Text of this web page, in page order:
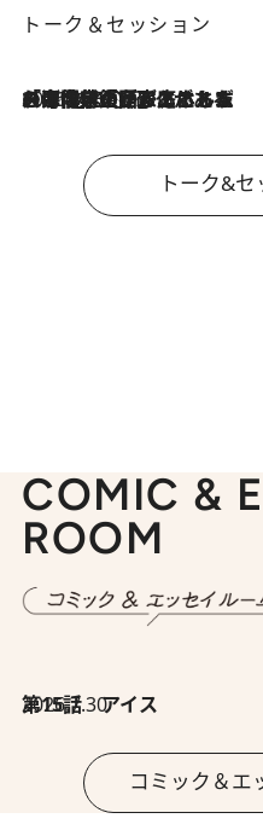
トーク＆セッション
2026.8.3
「今後値上げがあるとすれば…」「リスクがあるのは今年の冬」エネルギー専門家が語る、ホルムズ海峡封鎖が家庭にもたらす“ある心配”
トーク&
COMIC &
ROOM
2026.7.30
第15話 アイス
コミック＆エ